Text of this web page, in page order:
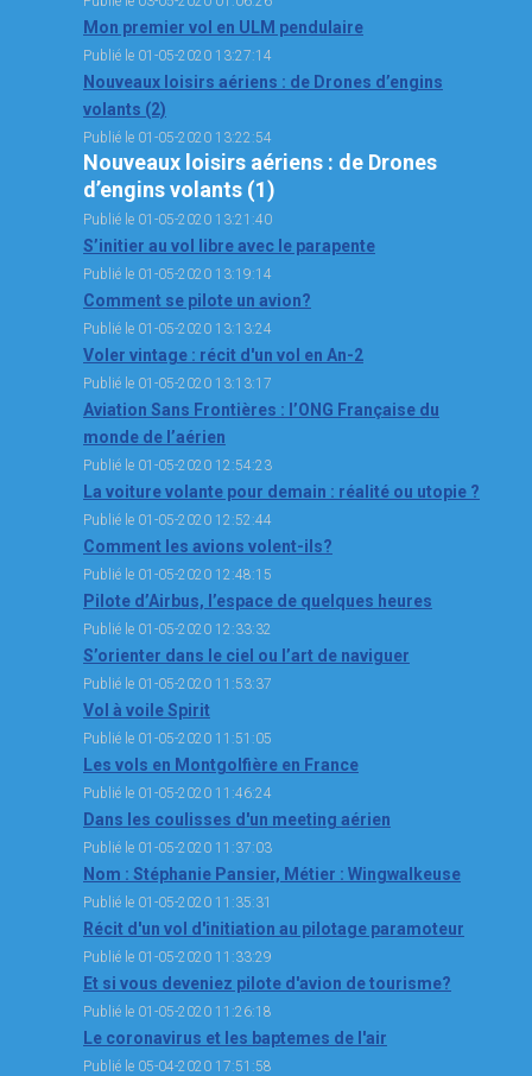
OPEN SUBMENU (SIMULATEUR)
SIMULATEUR
OPEN SUBMENU (DRÔNE)
DRÔNE
Mon premier vol en ULM pendulaire
Publié le 01-05-2020 13:27:14
Nouveaux loisirs aériens : de Drones d’engins
volants (2)
Publié le 01-05-2020 13:22:54
Nouveaux loisirs aériens : de Drones
d’engins volants (1)
Publié le 01-05-2020 13:21:40
S’initier au vol libre avec le parapente
Publié le 01-05-2020 13:19:14
Comment se pilote un avion?
Publié le 01-05-2020 13:13:24
Voler vintage : récit d'un vol en An-2
Publié le 01-05-2020 13:13:17
Aviation Sans Frontières : l’ONG Française du
monde de l’aérien
Publié le 01-05-2020 12:54:23
La voiture volante pour demain : réalité ou utopie ?
Publié le 01-05-2020 12:52:44
Comment les avions volent-ils?
Publié le 01-05-2020 12:48:15
Pilote d’Airbus, l’espace de quelques heures
Publié le 01-05-2020 12:33:32
S’orienter dans le ciel ou l’art de naviguer
Publié le 01-05-2020 11:53:37
Vol à voile Spirit
Publié le 01-05-2020 11:51:05
Les vols en Montgolfière en France
Publié le 01-05-2020 11:46:24
Dans les coulisses d'un meeting aérien
Publié le 01-05-2020 11:37:03
Nom : Stéphanie Pansier, Métier : Wingwalkeuse
Publié le 01-05-2020 11:35:31
Récit d'un vol d'initiation au pilotage paramoteur
Publié le 01-05-2020 11:33:29
Et si vous deveniez pilote d'avion de tourisme?
Publié le 01-05-2020 11:26:18
Le coronavirus et les baptemes de l'air
Publié le 05-04-2020 17:51:58